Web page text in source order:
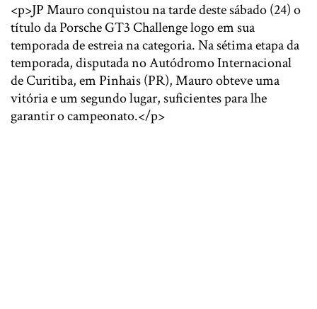
<p>JP Mauro conquistou na tarde deste sábado (24) o
título da Porsche GT3 Challenge logo em sua
temporada de estreia na categoria. Na sétima etapa da
temporada, disputada no Autódromo Internacional
de Curitiba, em Pinhais (PR), Mauro obteve uma
vitória e um segundo lugar, suficientes para lhe
garantir o campeonato.</p>